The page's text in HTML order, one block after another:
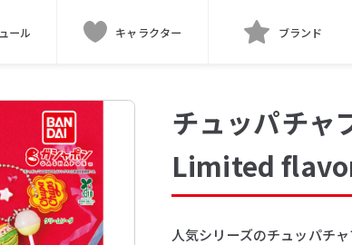
ール キャラクター ブランド
チュッパチャ
Limited
人気シリーズのチュッパチ